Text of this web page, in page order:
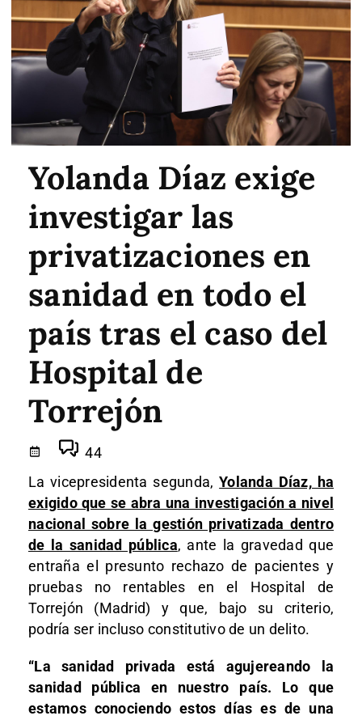
Yolanda Díaz exige
investigar las
privatizaciones en
sanidad en todo el
país tras el caso del
Hospital de
Torrejón
44
La vicepresidenta segunda,Yolanda Díaz, ha
exigido que se abra una investigación a nivel
nacional sobre la gestión privatizada dentro
de la sanidad pública, ante la gravedad que
entraña el presunto rechazo de pacientes y
pruebas no rentables en el Hospital de
Torrejón (Madrid) y que, bajo su criterio,
podría ser incluso constitutivo de un delito.
“La sanidad privada está agujereando la
sanidad pública en nuestro país. Lo que
estamos conociendo estos días es de una